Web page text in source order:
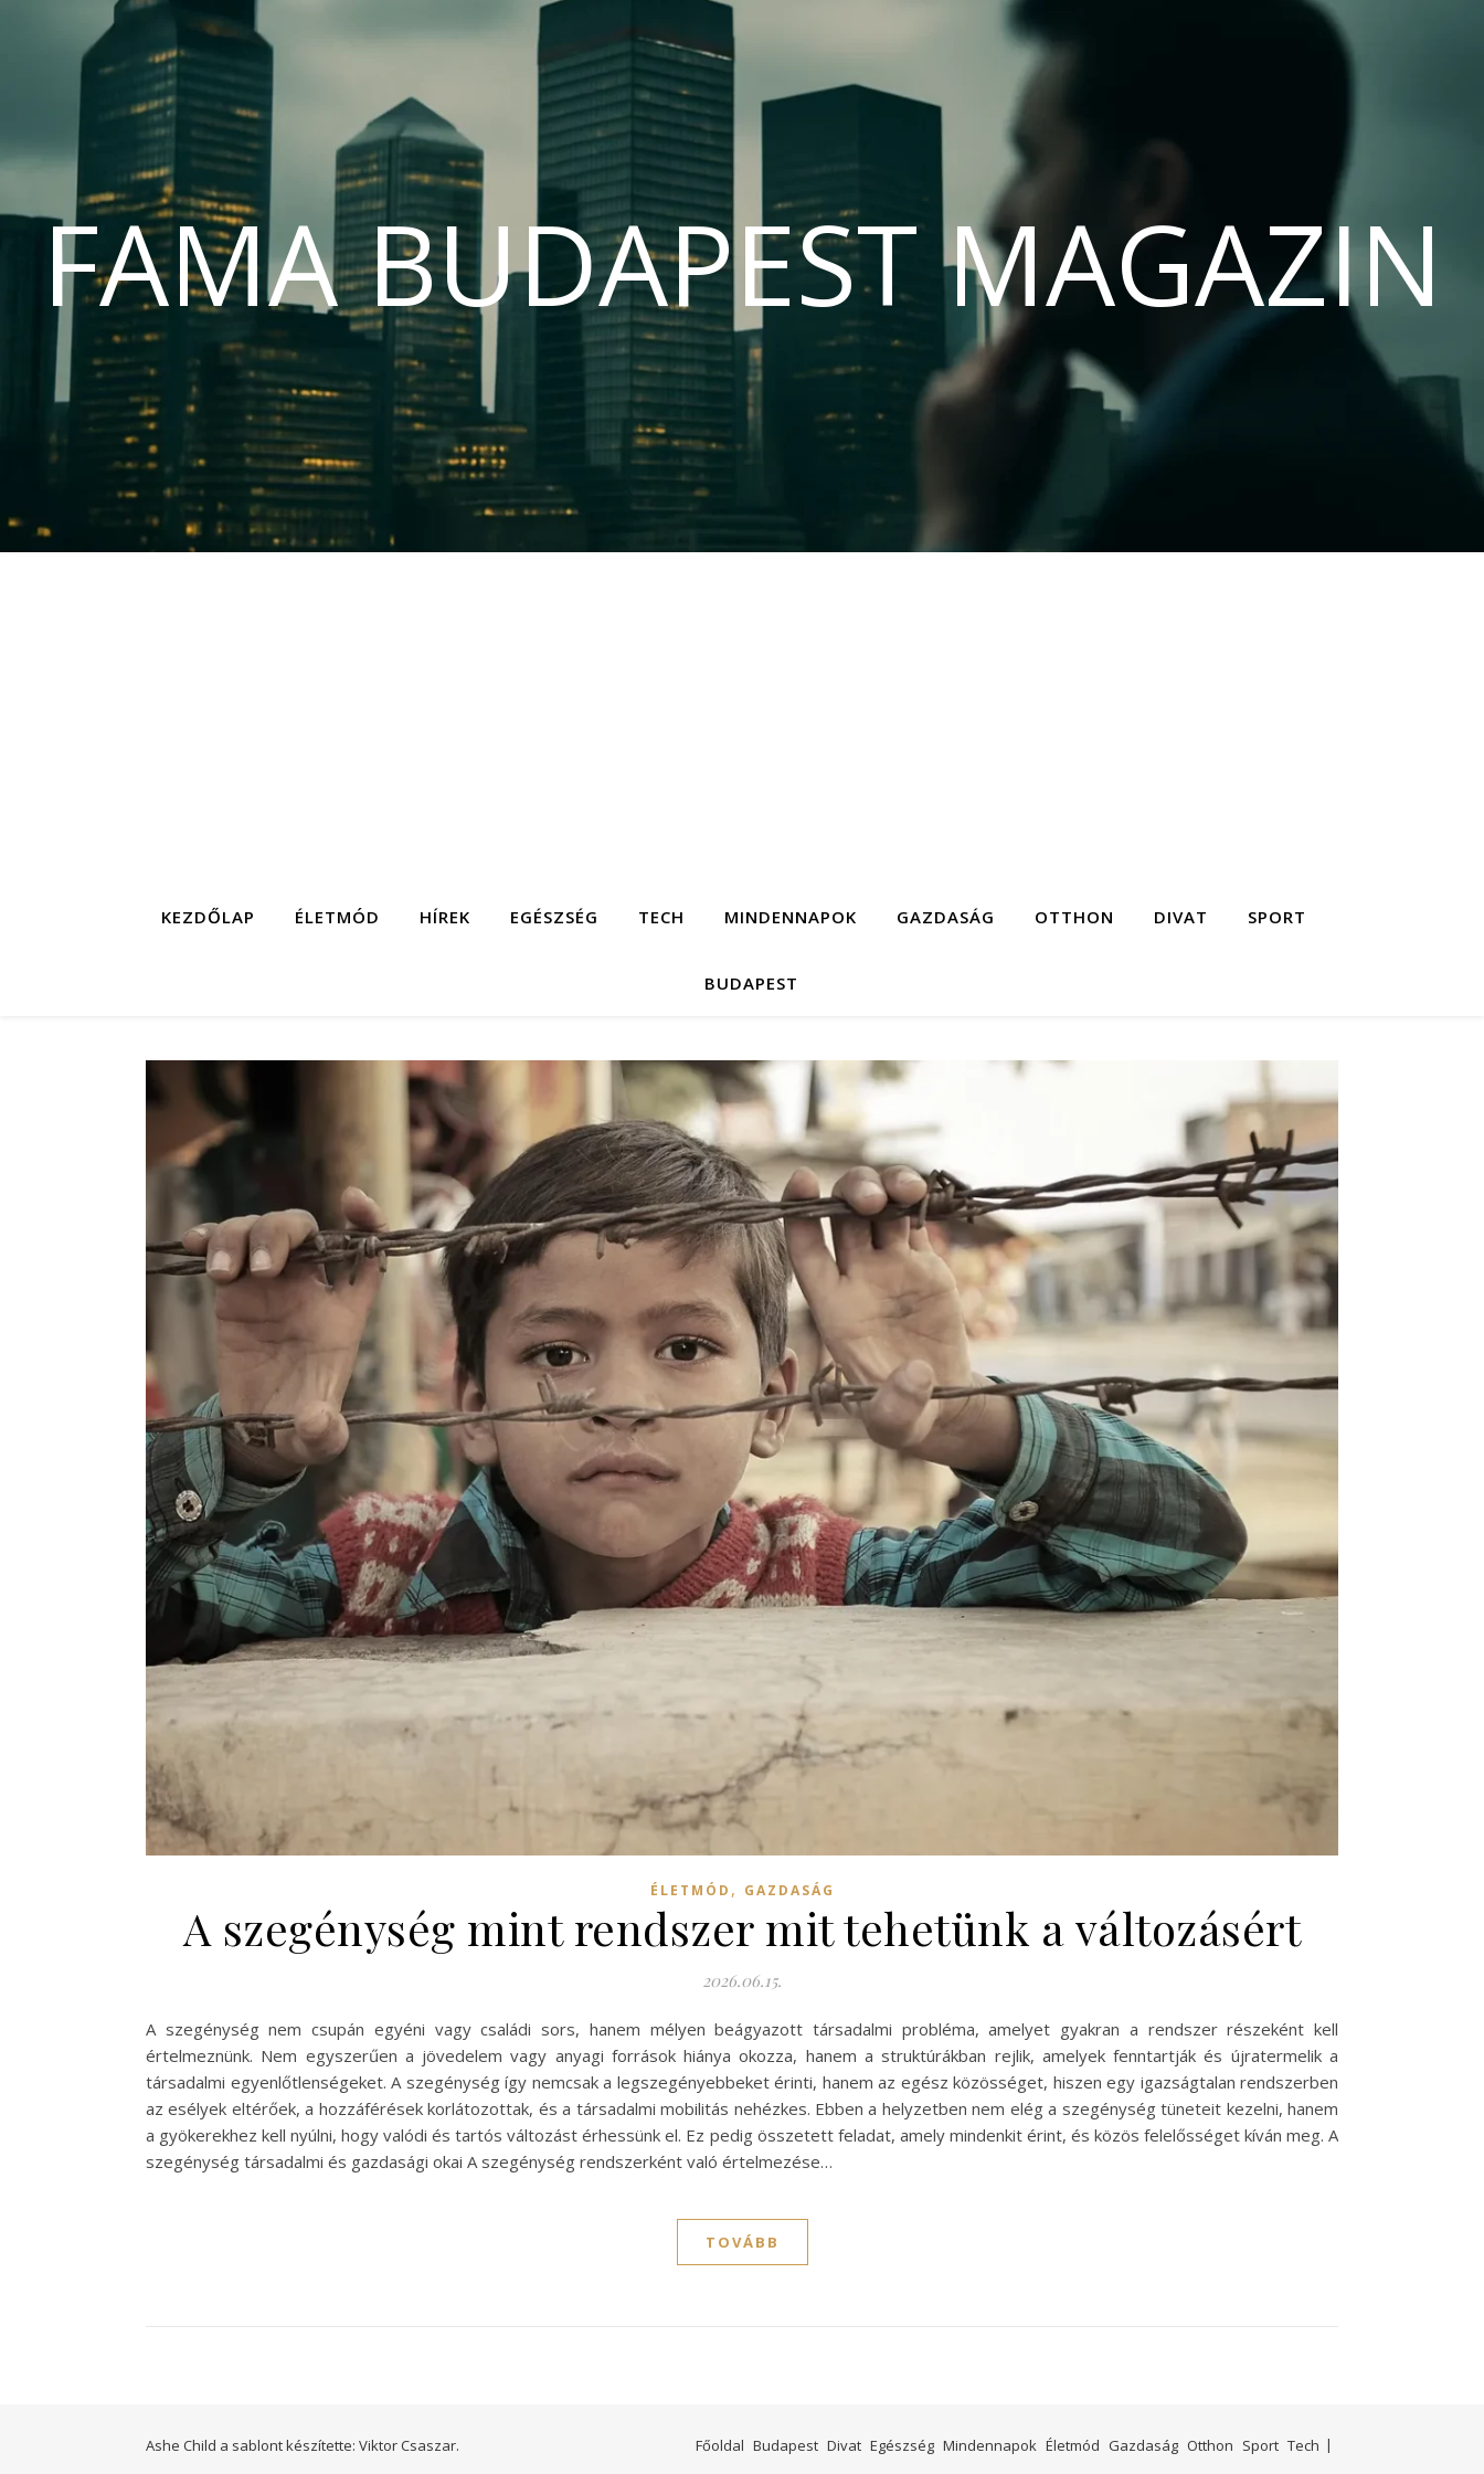
FAMA BUDAPEST MAGAZIN
KEZDŐLAP ÉLETMÓD HÍREK EGÉSZSÉG TECH MINDENNAPOK GAZDASÁG OTTHON DIVAT SPORT
BUDAPEST
ÉLETMÓD , GAZDASÁG
A szegénység mint rendszer mit tehetünk a változásért
2026.06.15.
A szegénység nem csupán egyéni vagy családi sors, hanem mélyen beágyazott társadalmi probléma, amelyet gyakran a rendszer részeként kell
értelmeznünk. Nem egyszerűen a jövedelem vagy anyagi források hiánya okozza, hanem a struktúrákban rejlik, amelyek fenntartják és újratermelik a
társadalmi egyenlőtlenségeket. A szegénység így nemcsak a legszegényebbeket érinti, hanem az egész közösséget, hiszen egy igazságtalan rendszerben
az esélyek eltérőek, a hozzáférések korlátozottak, és a társadalmi mobilitás nehézkes. Ebben a helyzetben nem elég a szegénység tüneteit kezelni, hanem
a gyökerekhez kell nyúlni, hogy valódi és tartós változást érhessünk el. Ez pedig összetett feladat, amely mindenkit érint, és közös felelősséget kíván meg. A
szegénység társadalmi és gazdasági okai A szegénység rendszerként való értelmezése…
TOVÁBB
Főoldal Budapest Divat Egészség Mindennapok Életmód Gazdaság Otthon Sport Tech
Ashe Child a sablont készítette: Viktor Csaszar.